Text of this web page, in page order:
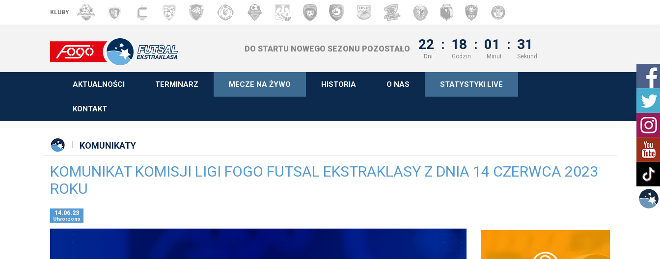
KLUBY:
DO STARTU NOWEGO SEZONU POZOSTAŁO 22 : 18 : 01 : 30
Dni Godzin Minut Sekund
AKTUALNOŚCI TERMINARZ MECZE NA ŻYWO HISTORIA O NAS STATYSTYKI LIVE
KONTAKT
KOMUNIKATY
KOMUNIKAT KOMISJI LIGI FOGO FUTSAL EKSTRAKLASY Z DNIA 14 CZERWCA 2023
ROKU
14.06.23
Utworzono